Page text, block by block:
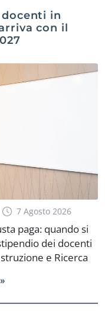
in
con il
7 Agosto 2026
paga: quando si
dei docenti
e Ricerca
2026 sarà visibile
insieme agli